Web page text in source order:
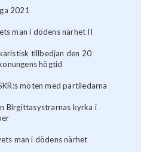
2021
man i dödens närhet II
tillbedjan den 20
högtid
möten med partiledarna
Birgittasystrarnas kyrka i
man i dödens närhet